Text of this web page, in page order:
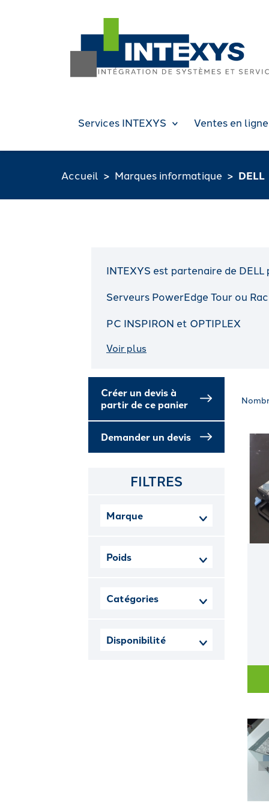
Services INTEXYS Ventes en ligne
Accueil Marques informatique DELL
INTEXYS est partenaire de
Serveurs PowerEdge Tour ou
PC INSPIRON et OPTIPLEX
Voir plus
Créer un devis à
partir de ce panier
Demander un devis
FILTRES
Marque
Poids
Catégories
Disponibilité